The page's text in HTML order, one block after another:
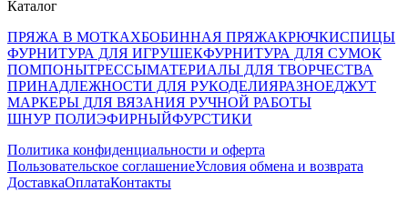
Каталог
ПРЯЖА В МОТКАХБОБИННАЯ ПРЯЖАКРЮЧКИСПИЦЫ
ФУРНИТУРА ДЛЯ ИГРУШЕКФУРНИТУРА ДЛЯ СУМОК
ПОМПОНЫТРЕССЫМАТЕРИАЛЫ ДЛЯ ТВОРЧЕСТВА
ПРИНАДЛЕЖНОСТИ ДЛЯ РУКОДЕЛИЯРАЗНОЕДЖУТ
МАРКЕРЫ ДЛЯ ВЯЗАНИЯ РУЧНОЙ РАБОТЫ
ШНУР ПОЛИЭФИРНЫЙФУРСТИКИ
Политика конфиденциальности и оферта
Пользовательское соглашениеУсловия обмена и возврата
ДоставкаОплатаКонтакты